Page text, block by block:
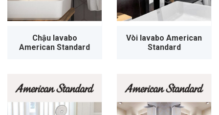
Chậu lavabo
American Standard
Vòi lavabo American
Standard